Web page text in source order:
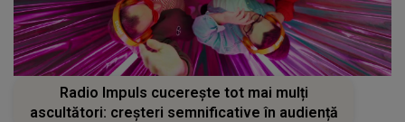
Radio Impuls cucerește tot mai mulți
ascultători: creșteri semnificative în audiență